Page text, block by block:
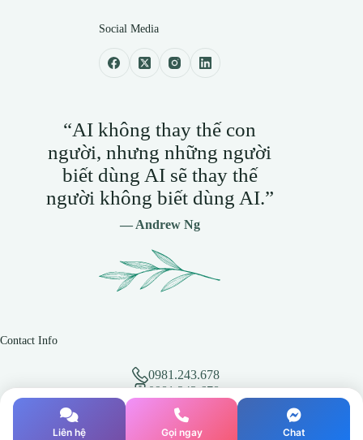
Social Media
“AI không thay thế con
người, nhưng những người
biết dùng AI sẽ thay thế
người không biết dùng AI.”
— Andrew Ng
Contact Info
0981.243.678
0981.243.678
hotro@vmixvietnam.net
Địa chỉ: BT L7-45, Khu đô thị Athena Fulland, Đại
Kim, Hoàng Mai, Hà Nội
Liên hệ Gọi ngay Chat